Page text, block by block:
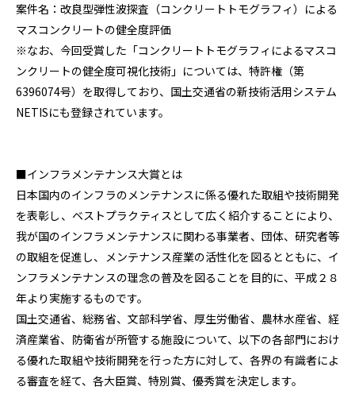
案件名：改良型弾性波探査（コンクリートトモグラフィ）による
マスコンクリートの健全度評価
※なお、今回受賞した「コンクリートトモグラフィによるマスコ
ンクリートの健全度可視化技術」については、特許権（第
6396074号）を取得しており、国土交通省の新技術活用システム
NETISにも登録されています。
■インフラメンテナンス大賞とは
日本国内のインフラのメンテナンスに係る優れた取組や技術開発
を表彰し、ベストプラクティスとして広く紹介することにより、
我が国のインフラメンテナンスに関わる事業者、団体、研究者等
の取組を促進し、メンテナンス産業の活性化を図るとともに、イ
ンフラメンテナンスの理念の普及を図ることを目的に、平成２８
年より実施するものです。
国土交通省、総務省、文部科学省、厚生労働省、農林水産省、経
済産業省、防衛省が所管する施設について、以下の各部門におけ
る優れた取組や技術開発を行った方に対して、各界の有識者によ
る審査を経て、各大臣賞、特別賞、優秀賞を決定します。